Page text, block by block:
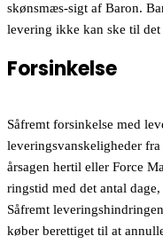
skønsmæs-sigt af Baron.
levering ikke kan ske til
Forsinkelse
Såfremt forsinkelse med
leveringsvanskeligheder
årsagen hertil eller Force
ringstid med det antal
Såfremt
køber berettiget til at